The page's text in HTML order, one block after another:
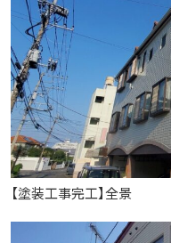
【塗装工事完工】全景